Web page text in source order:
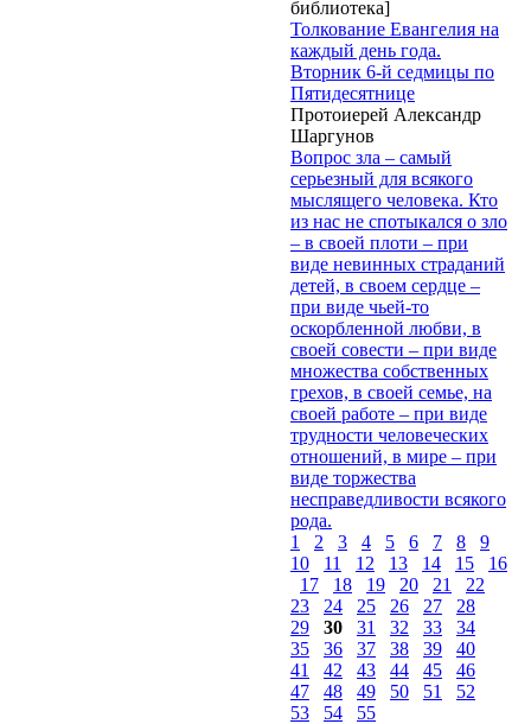
библиотека]
Толкование Евангелия на
каждый день года.
Вторник 6-й седмицы по
Пятидесятнице
Протоиерей Александр
Шаргунов
Вопрос зла – самый
серьезный для всякого
мыслящего человека. Кто
из нас не спотыкался о зло
– в своей плоти – при
виде невинных страданий
детей, в своем сердце –
при виде чьей-то
оскорбленной любви, в
своей совести – при виде
множества собственных
грехов, в своей семье, на
своей работе – при виде
трудности человеческих
отношений, в мире – при
виде торжества
несправедливости всякого
рода.
1
2 3 4 5 6 7 8
9
10
11 12 13 14 15
16
17
18 19 20 21
22
23
24 25 26 27
28
29
30 31 32 33
34
35
36 37 38 39
40
41
42 43 44 45
46
47
48 49 50 51
52
53
54
55